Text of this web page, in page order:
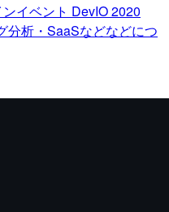
イベント DevIO 2020
分析・SaaSなどなどにつ